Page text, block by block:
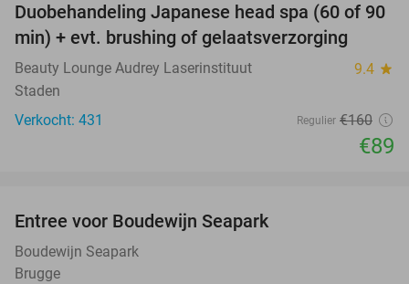
44%
Duobehandeling Japanese head spa (60 of 90
min) + evt. brushing of gelaatsverzorging
Beauty Lounge Audrey Laserinstituut 9.4 star
Staden
Verkocht: 431
Regulier €160
€89
Entree voor Boudewijn Seapark
Boudewijn Seapark
Brugge